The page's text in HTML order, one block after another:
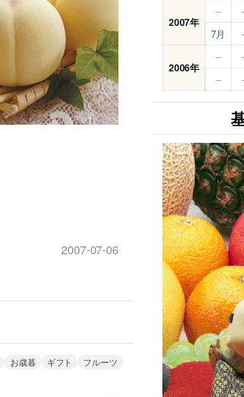
2007-07-06
お歳暮 ギフト フルーツ
2007年
–
7月
2006年
–
–